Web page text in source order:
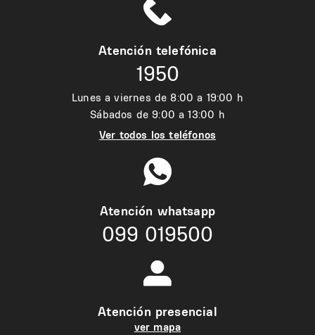
Atención telefónica
1950
Lunes a viernes de 8:00 a 19:00 h
Sábados de 9:00 a 13:00 h
Ver todos los teléfonos
Atención whatsapp
099 019500
Atención presencial
ver mapa